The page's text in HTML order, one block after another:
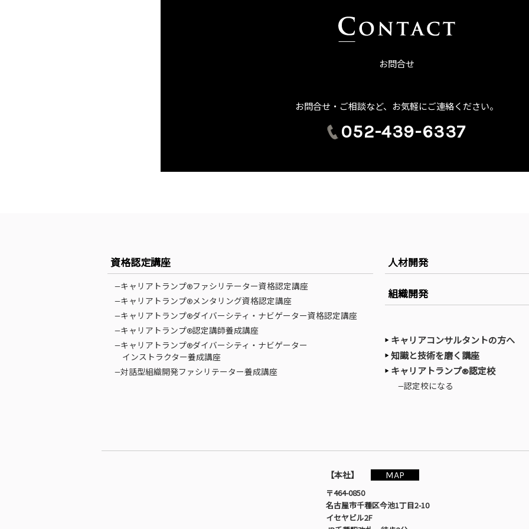
お問合せ
お問合せ・ご相談など、お気軽にご連絡ください。
052-439-6337
資格認定講座
—キャリアトランプ®ファシリテーター資格認定講座
—キャリアトランプ®メンタリング資格認定講座
—キャリアトランプ®ダイバーシティ・ナビゲーター資格認定講座
—キャリアトランプ®認定講師養成講座
—キャリアトランプ®ダイバーシティ・ナビゲーター
インストラクター養成講座
—対話型組織開発ファシリテーター養成講座
人材開発
組織開発
キャリアコンサルタントの方へ
知識と技術を磨く講座
キャリアトランプ®認定校
—認定校になる
【本社】
MAP
〒464-0850
名古屋市千種区今池1丁目2-10
イセヤビル2F